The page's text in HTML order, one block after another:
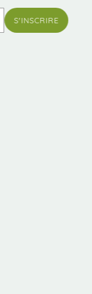
S'INSCRIRE